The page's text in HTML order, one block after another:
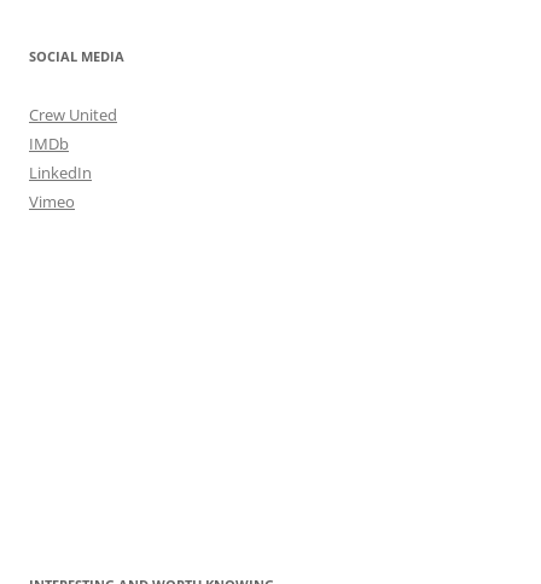
SOCIAL MEDIA
Crew United
IMDb
LinkedIn
Vimeo